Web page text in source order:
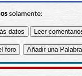
solamente: